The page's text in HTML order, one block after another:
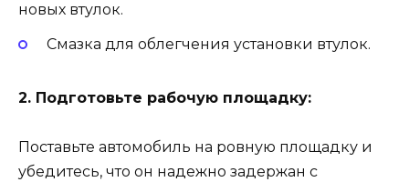
новых втулок.
Смазка для облегчения установки втулок.
2. Подготовьте рабочую площадку:
Поставьте автомобиль на ровную площадку и
убедитесь, что он надежно задержан с